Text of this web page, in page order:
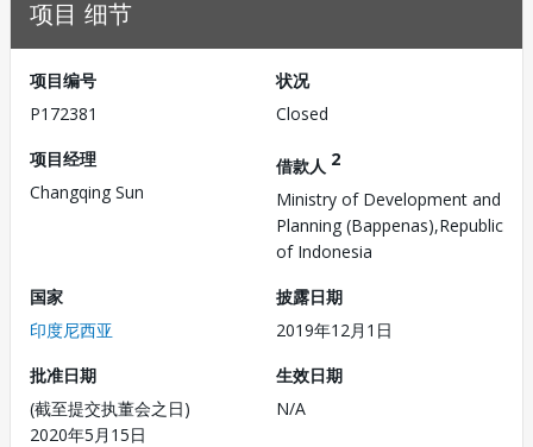
项目 细节
项目编号
P172381
状况
Closed
项目经理
Changqing Sun
借款人 2
Ministry of Development and
Planning (Bappenas),Republic
of Indonesia
国家
印度尼西亚
披露日期
2019年12月1日
批准日期
(截至提交执董会之日)
2020年5月15日
生效日期
N/A